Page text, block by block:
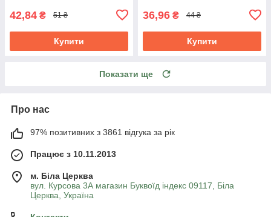
42,84 ₴ 51 ₴
Купити
36,96 ₴ 44 ₴
Купити
Показати ще
Про нас
97% позитивних з 3861 відгука за рік
Працює з 10.11.2013
м. Біла Церква
вул. Курсова 3А магазин Буквоїд індекс 09117, Біла
Церква, Україна